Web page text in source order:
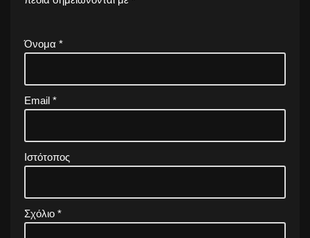
Όνομα *
Email *
Ιστότοπος
Σχόλιο *